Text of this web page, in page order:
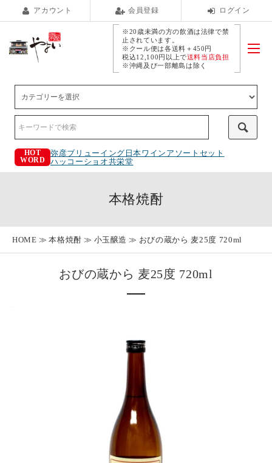
アカウント 会員登録 ログイン
※20歳未満の方の飲酒は法律で禁
止されています。
※クール便は各送料＋450円
税込12,100円以上で送料当店負担
※沖縄及び一部離島は除く
HOT
WORD
弥彦ブリューイング 日本ワインアソートセット
ハッコーショオ共栄堂
本格焼酎
HOME 本格焼酎 小玉醸造 おびの蔵から 麦25度 720ml
おびの蔵から 麦25度 720ml